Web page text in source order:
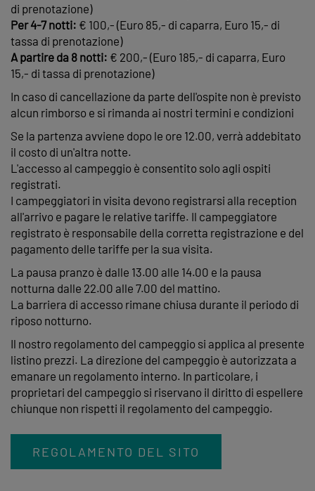
di prenotazione)
Per 4-7 notti: € 100,- (Euro 85,- di caparra, Euro 15,- di
tassa di prenotazione)
A partire da 8 notti: € 200,- (Euro 185,- di caparra, Euro
15,- di tassa di prenotazione)
In caso di cancellazione da parte dell'ospite non è previsto
alcun rimborso e si rimanda ai nostri termini e condizioni
Se la partenza avviene dopo le ore 12.00, verrà addebitato
il costo di un'altra notte.
L'accesso al campeggio è consentito solo agli ospiti
registrati.
I campeggiatori in visita devono registrarsi alla reception
all'arrivo e pagare le relative tariffe. Il campeggiatore
registrato è responsabile della corretta registrazione e del
pagamento delle tariffe per la sua visita.
La pausa pranzo è dalle 13.00 alle 14.00 e la pausa
notturna dalle 22.00 alle 7.00 del mattino.
La barriera di accesso rimane chiusa durante il periodo di
riposo notturno.
Il nostro regolamento del campeggio si applica al presente
listino prezzi. La direzione del campeggio è autorizzata a
emanare un regolamento interno. In particolare, i
proprietari del campeggio si riservano il diritto di espellere
chiunque non rispetti il regolamento del campeggio.
REGOLAMENTO DEL SITO